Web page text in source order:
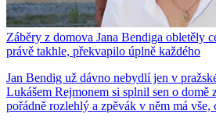
Záběry z domova Jana Bendiga obletěly
právě takhle, překvapilo úplně každého
Jan Bendig už dávno nebydlí jen v
Lukášem Rejmonem si splnil sen o domě
pořádně rozlehlý a zpěvák v něm má vše,